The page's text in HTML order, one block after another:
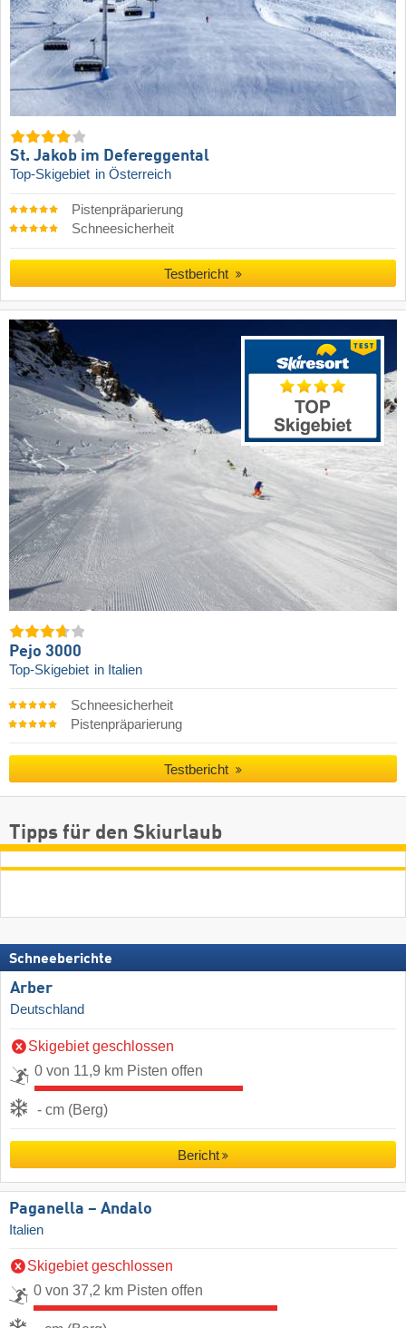
St. Jakob im Defereggental
Top-Skigebiet in Österreich
Pistenpräparierung
Schneesicherheit
Testbericht
Pejo 3000
Top-Skigebiet in Italien
Schneesicherheit
Pistenpräparierung
Testbericht
Tipps für den Skiurlaub
Schneeberichte
Arber
Deutschland
Skigebiet geschlossen
0 von 11,9 km Pisten offen
- cm (Berg)
Bericht
Paganella – Andalo
Italien
Skigebiet geschlossen
0 von 37,2 km Pisten offen